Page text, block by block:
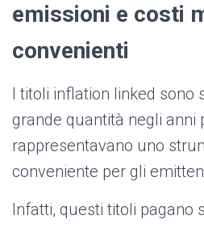
emissioni e costi
convenienti
I titoli inflation linked sono
grande quantità negli anni
rappresentavano uno
conveniente per gli
Infatti, questi titoli pagano